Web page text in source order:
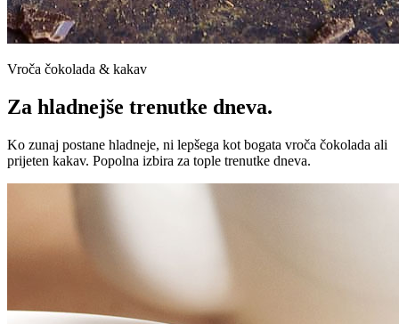
Vroča čokolada & kakav
Za hladnejše trenutke dneva.
Ko zunaj postane hladneje, ni lepšega kot bogata vroča čokolada ali
prijeten kakav. Popolna izbira za tople trenutke dneva.